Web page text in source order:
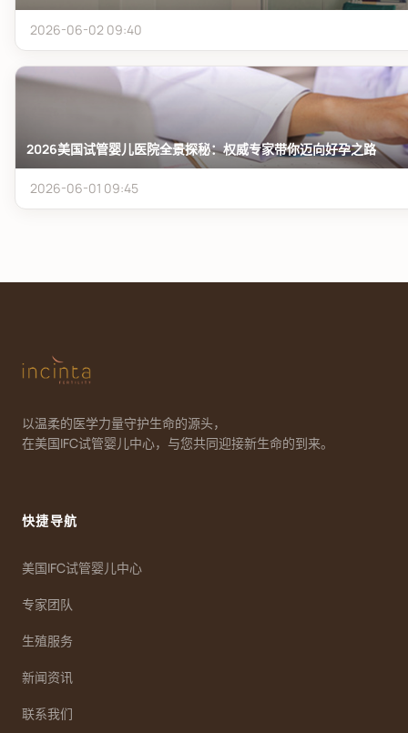
2026-06-02 09:40
2026美国试管婴儿医院全景探秘：权威专家带你迈向好孕之路
2026-06-01 09:45
以温柔的医学力量守护生命的源头，
在美国IFC试管婴儿中心，与您共同迎接新生命的到来。
快捷导航
美国IFC试管婴儿中心
专家团队
生殖服务
新闻资讯
联系我们